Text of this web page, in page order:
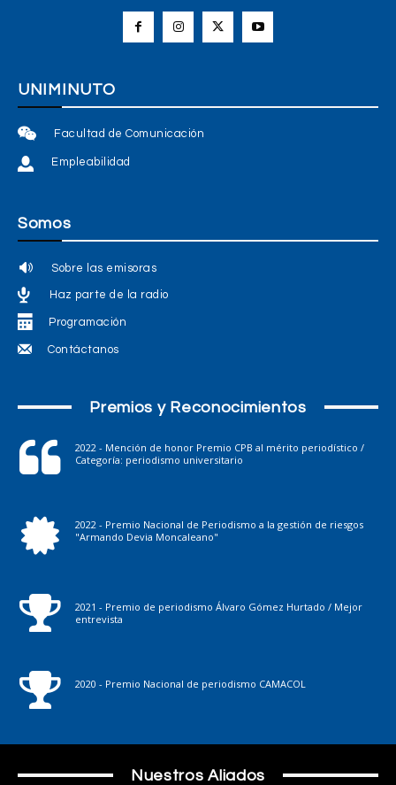
UNIMINUTO
Facultad de Comunicación
Empleabilidad
Somos
Sobre las emisoras
Haz parte de la radio
Programación
Contáctanos
Premios y Reconocimientos
2022 - Mención de honor Premio CPB al mérito periodístico /
Categoría: periodismo universitario
2022 - Premio Nacional de Periodismo a la gestión de riesgos
"Armando Devia Moncaleano"
2021 - Premio de periodismo Álvaro Gómez Hurtado / Mejor
entrevista
2020 - Premio Nacional de periodismo CAMACOL
Nuestros Aliados